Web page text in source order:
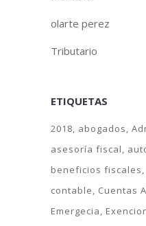
olarte perez
Tributario
ETIQUETAS
2018 abogados
asesoría fiscal
beneficios fiscales
contable
Cuentas
Emergecia